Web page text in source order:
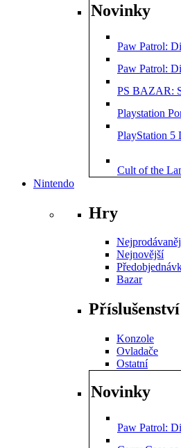
Novinky
Paw Patrol:
Paw Patrol:
PS BAZAR:
Playstation
PlayStation 5
Cult of the
Nintendo
Hry
Nejnovější
Bazar
Příslušenství
Konzole
Ovladače
Ostatní
Novinky
Paw Patrol: